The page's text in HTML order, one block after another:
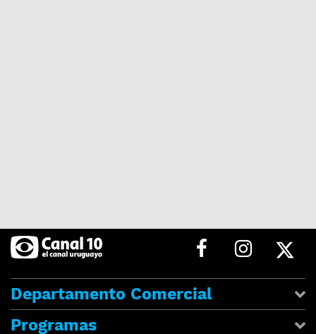
Departamento Comercial
Programas